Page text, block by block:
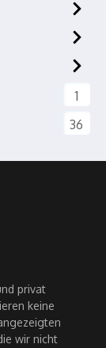
1
36
privat
keine
wir nicht